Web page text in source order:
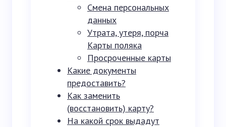
Смена персональных
данных
Утрата, утеря, порча
Карты поляка
Просроченные карты
Какие документы
предоставить?
Как заменить
(восстановить) карту?
На какой срок выдадут